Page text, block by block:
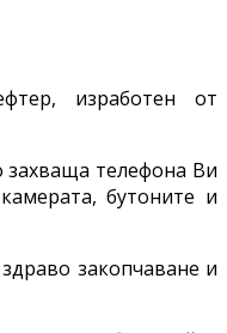
изработен от
захваща телефона Ви
бутоните и
закопчаване и